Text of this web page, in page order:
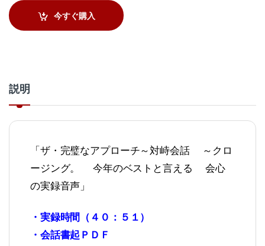
今すぐ購入
説明
「ザ・完璧なアプローチ～対峙会話 ～クロ
ージング。 今年のベストと言える 会心
の実録音声」
・実録時間（４０：５１）
・会話書起ＰＤＦ